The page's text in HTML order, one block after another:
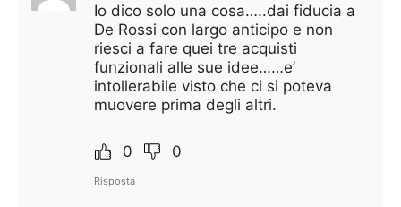
Io dico solo una cosa…..dai fiducia a
De Rossi con largo anticipo e non
riesci a fare quei tre acquisti
funzionali alle sue idee……e’
intollerabile visto che ci si poteva
muovere prima degli altri.
0 0
Risposta